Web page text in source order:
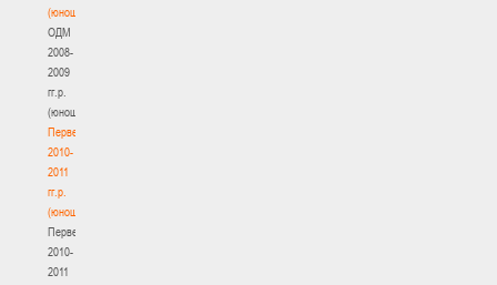
(юноши)
ОДМ
2008-
2009
гг.р.
(юноши)
Первенство
2010-
2011
гг.р.
(юноши)
Первенство
2010-
2011